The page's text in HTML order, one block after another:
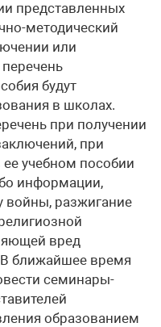
представленных
методический
или
будут
в школах.
при получении
при
учебном пособии
информации,
войны, разжигание
вред
ближайшее время
семинары-
образованием